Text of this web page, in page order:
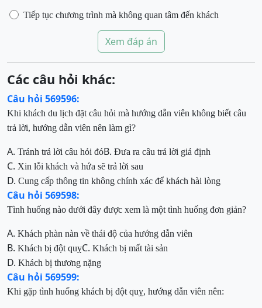
Tiếp tục chương trình mà không quan tâm đến khách
Xem đáp án
Các câu hỏi khác:
Câu hỏi 569596:
Khi khách du lịch đặt câu hỏi mà hướng dẫn viên không biết câu
trả lời, hướng dẫn viên nên làm gì?
A. Tránh trả lời câu hỏi đóB. Đưa ra câu trả lời giả định
C. Xin lỗi khách và hứa sẽ trả lời sau
D. Cung cấp thông tin không chính xác để khách hài lòng
Câu hỏi 569598:
Tình huống nào dưới đây được xem là một tình huống đơn giản?
A. Khách phàn nàn về thái độ của hướng dẫn viên
B. Khách bị đột quỵC. Khách bị mất tài sản
D. Khách bị thương nặng
Câu hỏi 569599:
Khi gặp tình huống khách bị đột quỵ, hướng dẫn viên nên: